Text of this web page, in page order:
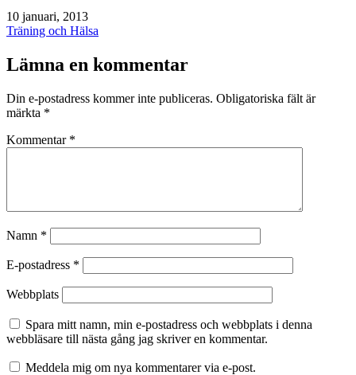
Publicerat
den
10 januari, 2013
Kategoriserat
Träning och Hälsa
Lämna en kommentar
Din e-postadress kommer inte publiceras. Obligatoriska fält är
märkta *
Kommentar *
Namn *
E-postadress *
Webbplats
Spara mitt namn, min e-postadress och webbplats i denna
webbläsare till nästa gång jag skriver en kommentar.
Meddela mig om nya kommentarer via e-post.